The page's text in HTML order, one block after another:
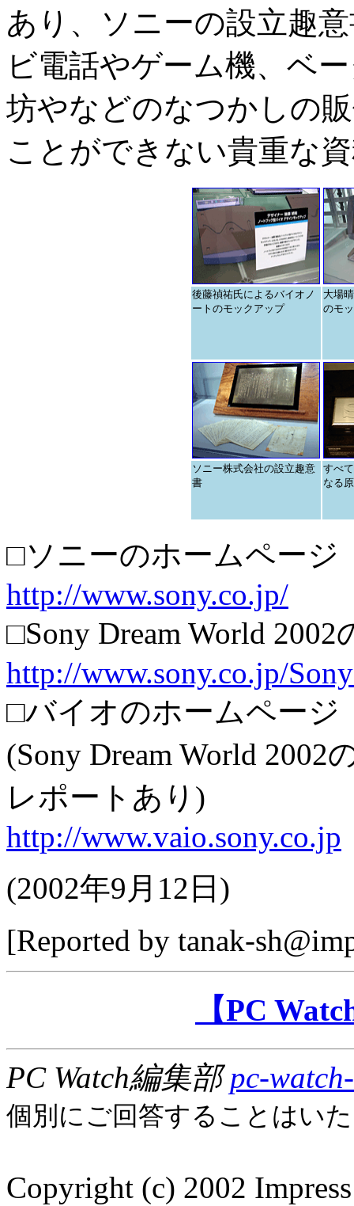
あり、ソニーの設立趣
ビ電話やゲーム機、ベ
坊やなどのなつかしの
ことができない貴重な
後藤禎祐氏によるバイオノ
ートのモックアップ
大場
のモ
ソニー株式会社の設立趣意
書
すべ
なる
□ソニーのホームページ
http://www.sony.co.jp/
□Sony Dream World
http://www.sony.co.jp/
□バイオのホームページ
(Sony Dream World
レポートあり)
http://www.vaio.sony.co.jp
(2002年9月12日 )
[Reported by tanak-
【PC
PC Watch編集部pc-
個別にご回答することはい
Copyright (c) 2002